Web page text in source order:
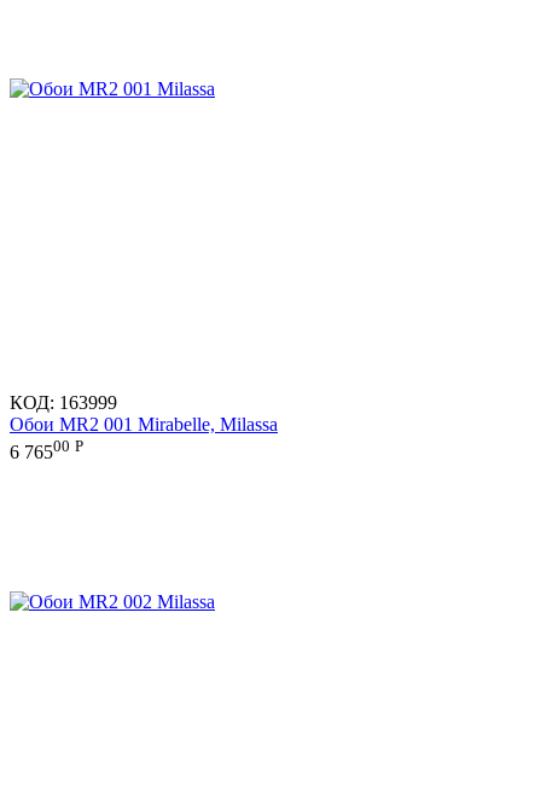
КОД: 163999
Обои MR2 001 Mirabelle, Milassa
6 76500 Р